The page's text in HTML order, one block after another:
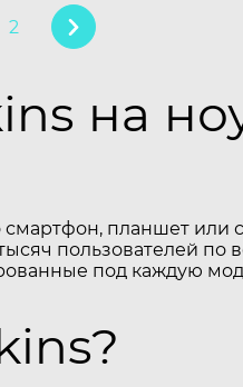
2
на
смартфон, планшет
пользователей по
под каждую